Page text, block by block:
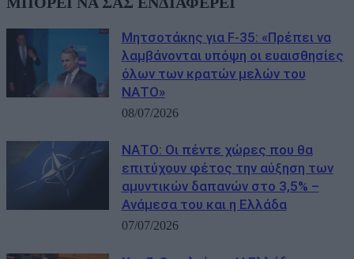
λαμβάνονται υπόψη οι ευαισθησίες
όλων των κρατών μελών του
ΝΑΤΟ»
08/07/2026
επιτύχουν φέτος την αύξηση των
αμυντικών δαπανών στο 3,5% –
Ανάμεσα του και η Ελλάδα
07/07/2026